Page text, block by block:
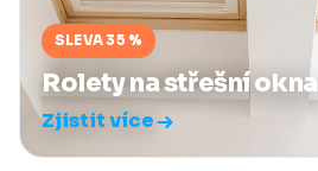
SLEVA 35 %
Rolety na střešní okna
Zjistit více